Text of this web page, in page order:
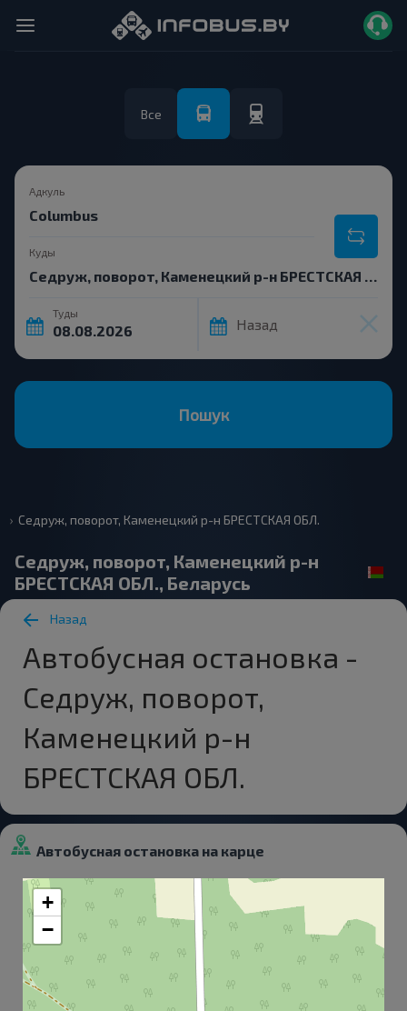
Все
Адкуль
Куды
Туды
Назад
Пошук
Седруж, поворот, Каменецкий р-н БРЕСТСКАЯ ОБЛ.
Седруж, поворот, Каменецкий р-н
БРЕСТСКАЯ ОБЛ., Беларусь
Назад
Автобусная остановка -
Седруж, поворот,
Каменецкий р-н
БРЕСТСКАЯ ОБЛ.
Автобусная остановка на карце
+
−